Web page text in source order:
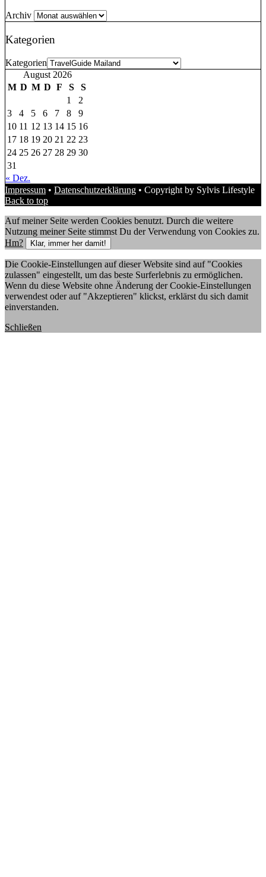
Archiv
Kategorien
Kategorien
August 2026
M D M D F S
S
1
2
3
4 5 6 7 8
9
10 11 12 13 14 15 16
17 18 19 20 21 22 23
24 25 26 27 28 29 30
31
« Dez.
Impressum • Datenschutzerklärung • Copyright by Sylvis Lifestyle
Back to top
Auf meiner Seite werden Cookies benutzt. Durch die weitere
Nutzung meiner Seite stimmst Du der Verwendung von Cookies zu.
Hm?
Klar, immer her damit!
Die Cookie-Einstellungen auf dieser Website sind auf "Cookies
zulassen" eingestellt, um das beste Surferlebnis zu ermöglichen.
Wenn du diese Website ohne Änderung der Cookie-Einstellungen
verwendest oder auf "Akzeptieren" klickst, erklärst du sich damit
einverstanden.
Schließen